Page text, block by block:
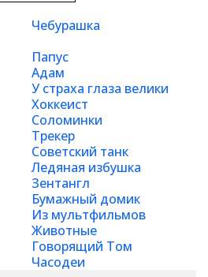
Чебурашка
Папус
Адам
У страха глаза велики
Хоккеист
Соломинки
Трекер
Советский танк
Ледяная избушка
Зентангл
Бумажный домик
Из мультфильмов
Животные
Говорящий Том
Часодеи